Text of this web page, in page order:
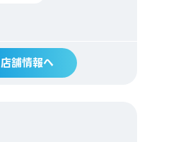
店舗情報へ